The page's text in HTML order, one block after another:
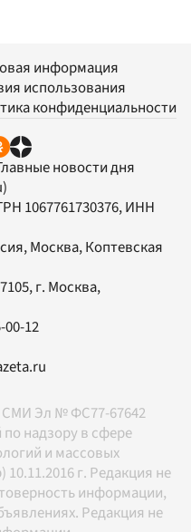
информация
использования
конфиденциальности
новости дня
1067761730376, ИНН
Москва, Коптевская
, г. Москва,
00-12
СМИ Эл № ФС77-67642
надзору в сфере
и массовых
г. Редакция не
информации,
Редакция не